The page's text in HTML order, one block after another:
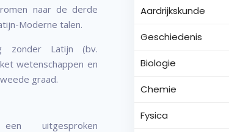
naar de derde
Moderne talen.
zonder Latijn (bv.
wetenschappen en
graad.
uitgesproken
Aardrijkskunde
Geschiedenis
Biologie
Chemie
Fysica